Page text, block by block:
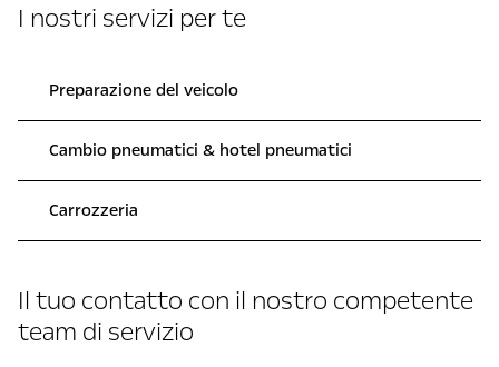
I nostri servizi per te
Preparazione del veicolo
Cambio pneumatici & hotel pneumatici
Carrozzeria
Il tuo contatto con il nostro competente
team di servizio